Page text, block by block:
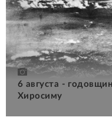
6 августа -
Хиросиму